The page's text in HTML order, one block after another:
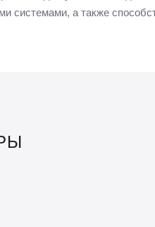
системами, а также